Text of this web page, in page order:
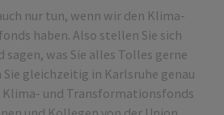
nur tun, wenn wir den Klima-
haben. Also stellen Sie sich
was Sie alles Tolles gerne
gleichzeitig in Karlsruhe genau
und Transformationsfonds